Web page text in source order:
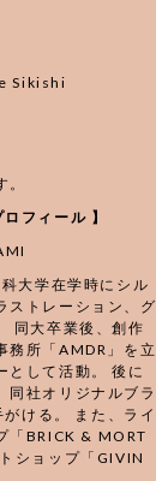
Sikishi
フィール 】
大学在学時にシル
ストレーション、グ
同大卒業後、創作
務所「AMDR」を立
として活動。 後に
同社オリジナルブラ
ける。 また、ライ
「BRICK & MORT
ショップ「GIVIN